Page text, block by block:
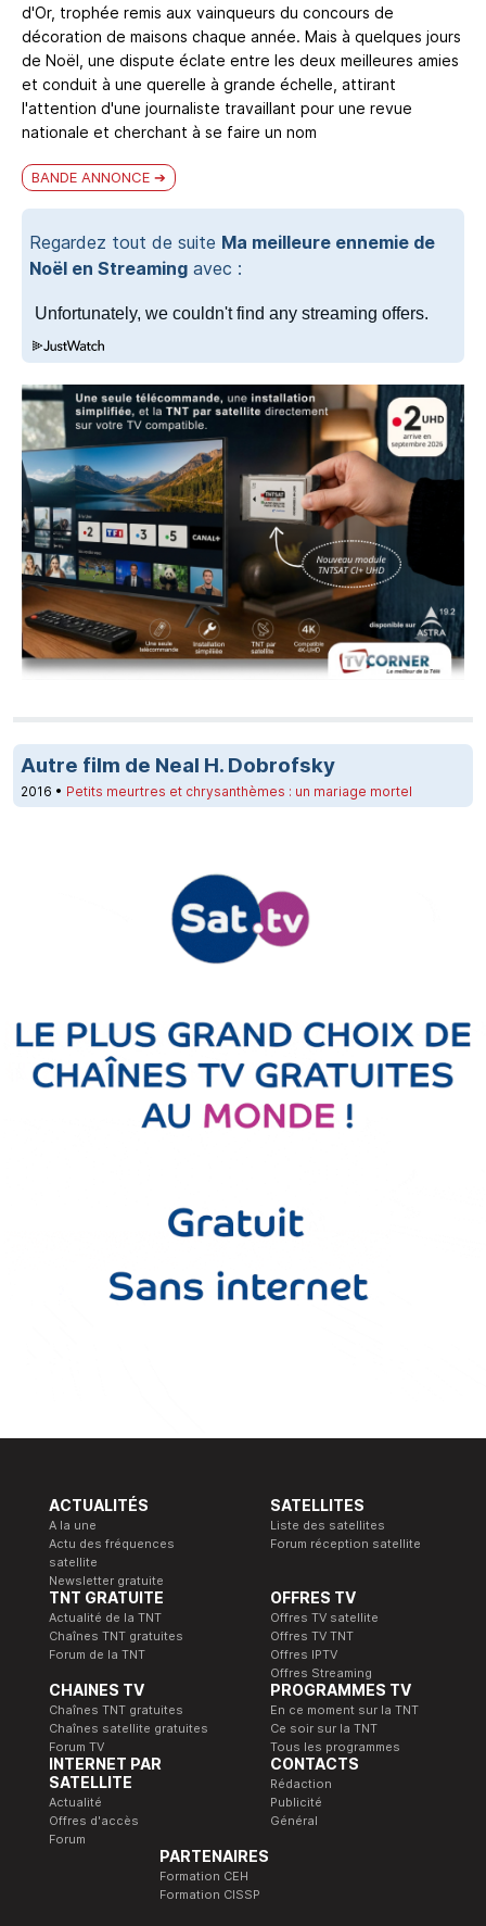
d'Or, trophée remis aux vainqueurs du concours de
décoration de maisons chaque année. Mais à quelques jours
de Noël, une dispute éclate entre les deux meilleures amies
et conduit à une querelle à grande échelle, attirant
l'attention d'une journaliste travaillant pour une revue
nationale et cherchant à se faire un nom
BANDE ANNONCE
Regardez tout de suite Ma meilleure ennemie de
Noël en Streaming avec :
Autre film de Neal H. Dobrofsky
2016 • Petits meurtres et chrysanthèmes : un mariage mortel
ACTUALITÉS
A la une
Actu des fréquences
satellite
Newsletter gratuite
SATELLITES
Liste des satellites
Forum réception satellite
TNT GRATUITE
Actualité de la TNT
Chaînes TNT gratuites
Forum de la TNT
OFFRES TV
Offres TV satellite
Offres TV TNT
Offres IPTV
Offres Streaming
CHAINES TV
Chaînes TNT gratuites
Chaînes satellite gratuites
Forum TV
PROGRAMMES TV
En ce moment sur la TNT
Ce soir sur la TNT
Tous les programmes
INTERNET PAR
SATELLITE
Actualité
Offres d'accès
Forum
CONTACTS
Rédaction
Publicité
Général
PARTENAIRES
Formation CEH
Formation CISSP